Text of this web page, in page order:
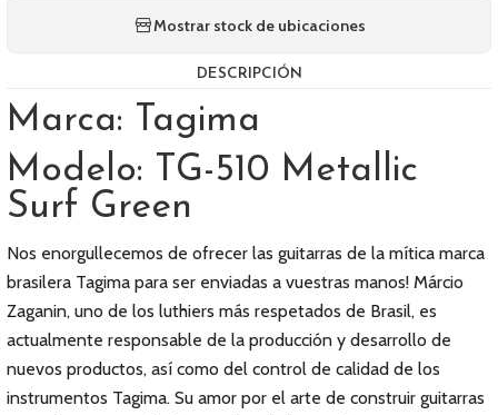
Mostrar stock de ubicaciones
DESCRIPCIÓN
Marca: Tagima
Modelo: TG-510 Metallic
Surf Green
Nos enorgullecemos de ofrecer las guitarras de la mítica marca
brasilera Tagima para ser enviadas a vuestras manos! Márcio
Zaganin, uno de los luthiers más respetados de Brasil, es
actualmente responsable de la producción y desarrollo de
nuevos productos, así como del control de calidad de los
instrumentos Tagima. Su amor por el arte de construir guitarras